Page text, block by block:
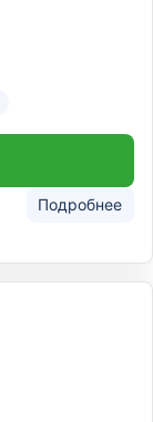
Подробнее